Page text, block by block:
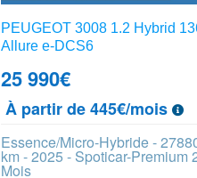
PEUGEOT 3008 1.2 Hybrid
Allure e-DCS6
25 990€
À partir de 445€/mois
Essence/Micro-Hybride -
km - 2025 - Spoticar-Premium
Mois